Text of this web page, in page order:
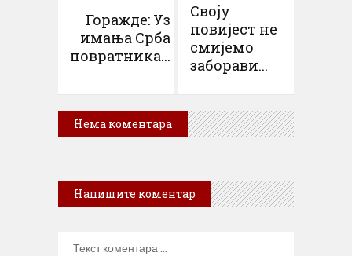
Горажде: Уз
имања Срба
повратника...
Своју
повијест не
смијемо
заборави...
Нема коментара
Напишите коментар